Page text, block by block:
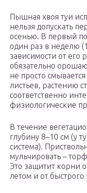
Пышная хвоя туи
нельзя допускать
осенью. В первый
один раз в неделю
зависимости от его
обязательно
не просто
листьев, растению
соответственно
физиологические
В течение
глубину 8–10 см (у
система).
мульчировать –
Это защитит корни
летом и от